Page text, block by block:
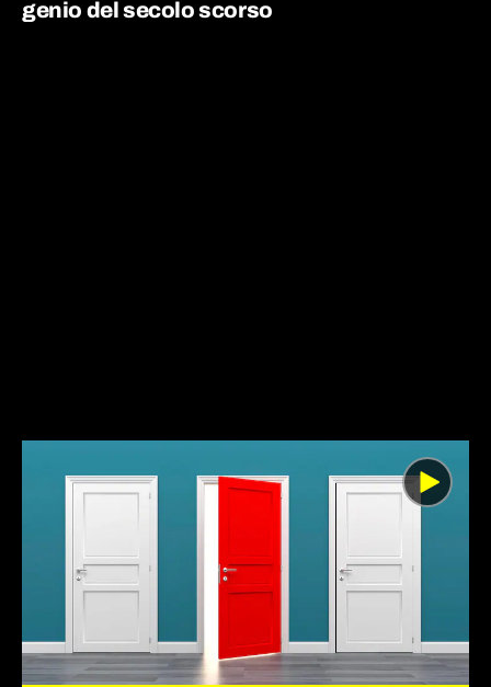
genio del secolo scorso